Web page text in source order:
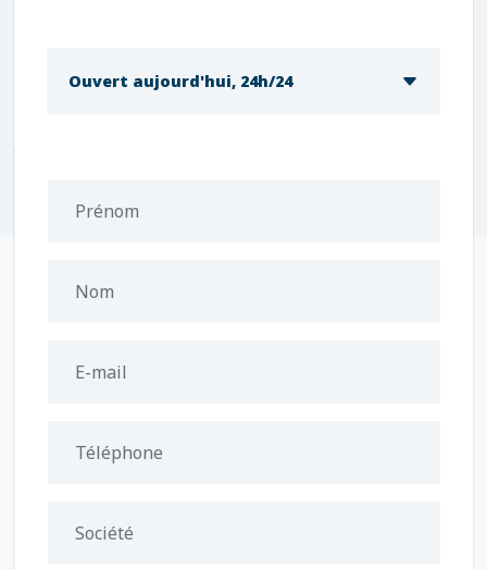
Ouvert aujourd'hui, 24h/24
Prénom
Nom
E-mail
Téléphone
Société